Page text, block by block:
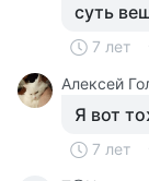
суть
7 лет
Алексей
Я вот
7 лет